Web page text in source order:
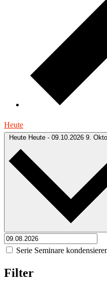
Heute
Heute Heute - 09.10.2026 9.
Serie Seminare
Filter